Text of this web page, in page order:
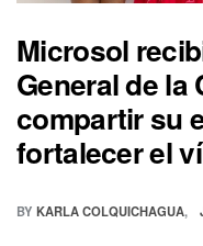
Microsol
General de la
compartir su
fortalecer el
BY KARLA COLQUICHAGUA